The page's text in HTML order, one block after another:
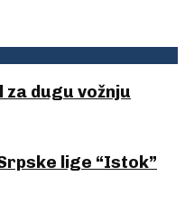
dugu vožnju
lige “Istok”